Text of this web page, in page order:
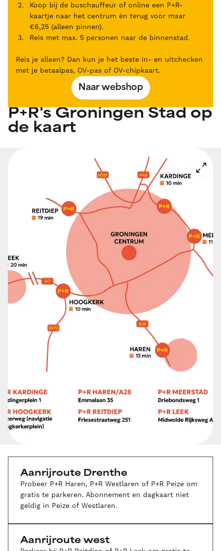
Koop bij de buschauffeur of online een P+R-
kaartje naar het centrum èn terug voor maar
€6,25 (alleen pinnen).
Reis met max. 5 personen naar de binnenstad.
Reis je alleen? Dan kun je het beste in- en uitchecken
met je betaalpas, OV-pas of OV-chipkaart.
Naar webshop
P+R's Groningen Stad op
de kaart
Aanrijroute Drenthe
Probeer P+R Haren, P+R Westlaren of P+R Peize om
gratis te parkeren. Abonnement en dagkaart niet
geldig in Peize of Westlaren.
Aanrijroute west